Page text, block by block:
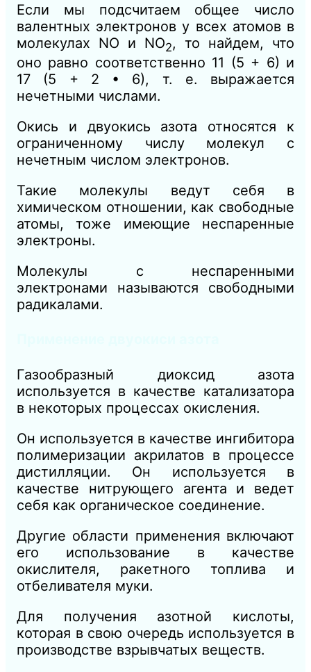
Если мы подсчитаем общее число
валентных электронов у всех атомов в
молекулах NO и NO2, то найдем, что
оно равно соответственно 11 (5 + 6) и
17 (5 + 2 • 6), т. е. выражается
нечетными числами.
Окись и двуокись азота относятся к
ограниченному числу молекул с
нечетным числом электронов.
Такие молекулы ведут себя в
химическом отношении, как свободные
атомы, тоже имеющие неспаренные
электроны.
Молекулы с неспаренными
электронами называются свободными
радикалами.
Газообразный диоксид азота
используется в качестве катализатора
в некоторых процессах окисления.
Он используется в качестве ингибитора
полимеризации акрилатов в процессе
дистилляции. Он используется в
качестве нитрующего агента и ведет
себя как органическое соединение.
Другие области применения включают
его использование в качестве
окислителя, ракетного топлива и
отбеливателя муки.
Для получения азотной кислоты,
которая в свою очередь используется в
производстве взрывчатых веществ.